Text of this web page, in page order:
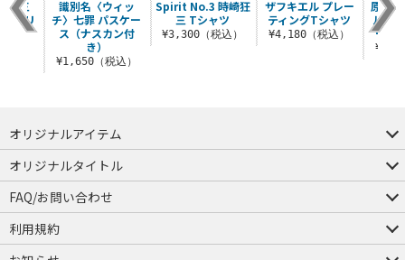
Spirit No.3 時崎狂
三 Tシャツ
¥3,300（税込）
ザフキエル プレー
ティングTシャツ
¥4,180（税込）
原作
ルグ
ージ
狂三
トリ
識別名〈ウィッ
チ〉七罪 パスケー
ス（ナスカン付
き）
¥1,650（税込）
オリジナルアイテム
つままれ
つかまれ
ピョコッテ
オリジナルタイトル
アイテムヤ
ミスカトニック大學購買部
FAQ/お問い合わせ
FAQ
お問い合わせ
利用規約
会員規約・ポイント規約
特定商取引法に関する表示
プライバシーポリシー